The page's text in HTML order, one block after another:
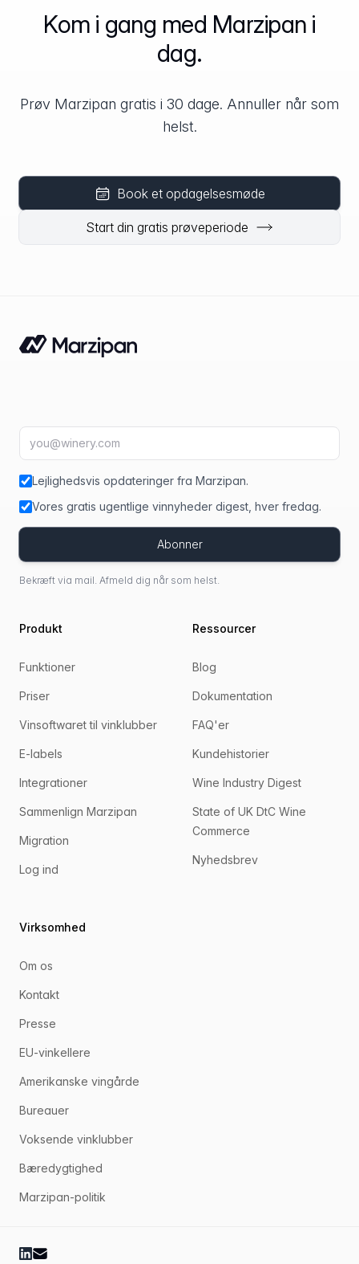
Kom i gang med Marzipan i
dag.
Prøv Marzipan gratis i 30 dage. Annuller når som
helst.
Book et opdagelsesmøde
Start din gratis prøveperiode
E-mailadresse
Lejlighedsvis opdateringer fra Marzipan.
Vores gratis ugentlige vinnyheder digest, hver fredag.
Abonner
Bekræft via mail. Afmeld dig når som helst.
Produkt
Funktioner
Priser
Vinsoftwaret til vinklubber
E-labels
Integrationer
Sammenlign Marzipan
Migration
Log ind
Ressourcer
Blog
Dokumentation
FAQ'er
Kundehistorier
Wine Industry Digest
State of UK DtC Wine
Commerce
Nyhedsbrev
Virksomhed
Om os
Kontakt
Presse
EU-vinkellere
Amerikanske vingårde
Bureauer
Voksende vinklubber
Bæredygtighed
Marzipan-politik